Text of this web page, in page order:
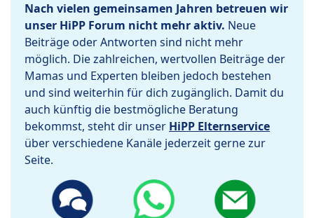
Nach vielen gemeinsamen Jahren betreuen wir
unser HiPP Forum nicht mehr aktiv. Neue
Beiträge oder Antworten sind nicht mehr
möglich. Die zahlreichen, wertvollen Beiträge der
Mamas und Experten bleiben jedoch bestehen
und sind weiterhin für dich zugänglich. Damit du
auch künftig die bestmögliche Beratung
bekommst, steht dir unser HiPP Elternservice
über verschiedene Kanäle jederzeit gerne zur
Seite.